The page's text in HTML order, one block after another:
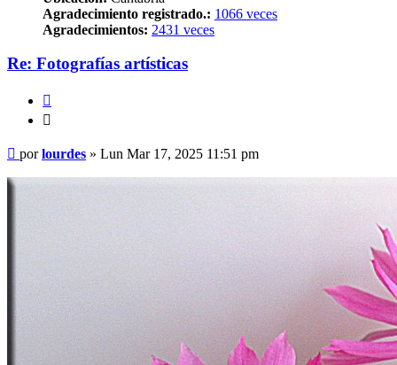
Agradecimiento registrado.: 1066 veces
Agradecimientos: 2431 veces
Re: Fotografías artísticas
Mensaje
porlourdes » Lun Mar 17, 2025 11:51 pm